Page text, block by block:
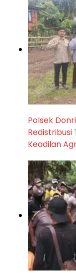
Polsek
Keadilan